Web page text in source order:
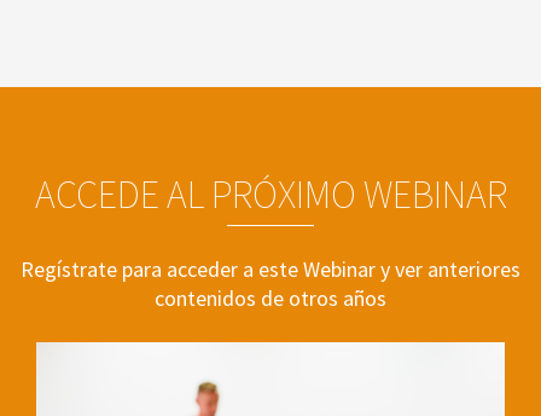
ACCEDE AL PRÓXIMO WEBINAR
Regístrate para acceder a este Webinar y ver anteriores
contenidos de otros años